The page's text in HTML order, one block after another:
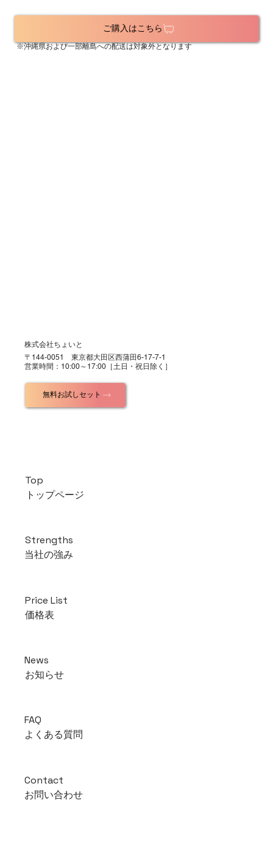
ご購入はこちら
※沖縄県および一部離島への配送は対象外となります
株式会社ちょいと
​〒144-0051 東京都大田区西蒲田6-17-7-1
営業時間：10:00～17:00［土日・祝日除く］
無料お試しセット
Top
トップページ
Strengths
当社の強み
Price List
価格表
News
お知らせ
FAQ
よくある質問
Contact
お問い合わせ